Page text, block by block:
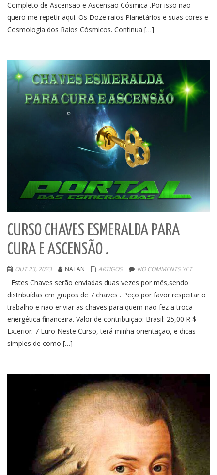
Completo de Ascensão e Ascensão Cósmica .Por isso não
quero me repetir aqui. Os Doze raios Planetários e suas cores e
Cosmologia dos Raios Cósmicos. Continua […]
CURSO CHAVES ESMERALDA PARA
CURA E ASCENSÃO .
OUT 23, 2023 NATAN ARTIGOS NO COMMENTS YET
Estes Chaves serão enviadas duas vezes por mês,sendo
distribuídas em grupos de 7 chaves . Peço por favor respeitar o
trabalho e não enviar as chaves para quem não fez a troca
energética financeira. Valor de contribuição: Brasil: 25,00 R $
Exterior: 7 Euro Neste Curso, terá minha orientação, e dicas
simples de como […]